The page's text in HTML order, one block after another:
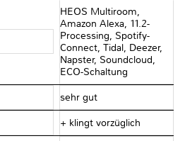
HEOS Multiroom,
Amazon Alexa, 11.2-
Processing, Spotify-
Connect, Tidal, Deezer,
Napster, Soundcloud,
ECO-Schaltung
sehr gut
+ klingt vorzüglich